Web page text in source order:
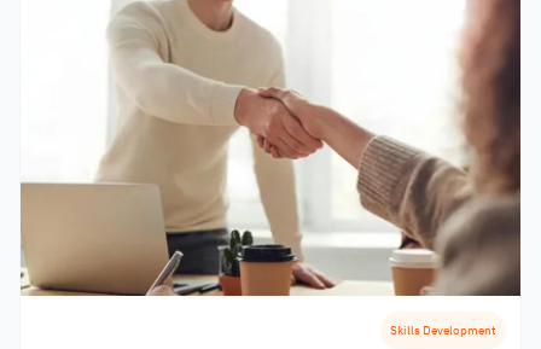
Skills Development